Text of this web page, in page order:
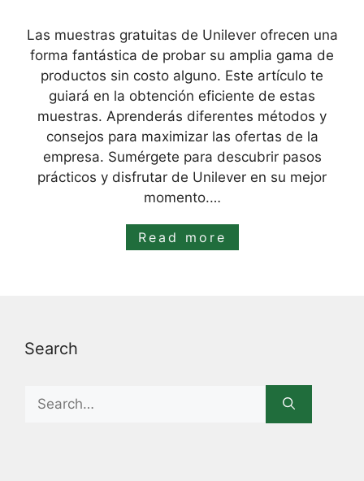
Las muestras gratuitas de Unilever ofrecen una
forma fantástica de probar su amplia gama de
productos sin costo alguno. Este artículo te
guiará en la obtención eficiente de estas
muestras. Aprenderás diferentes métodos y
consejos para maximizar las ofertas de la
empresa. Sumérgete para descubrir pasos
prácticos y disfrutar de Unilever en su mejor
momento.…
Read more
Search
for: